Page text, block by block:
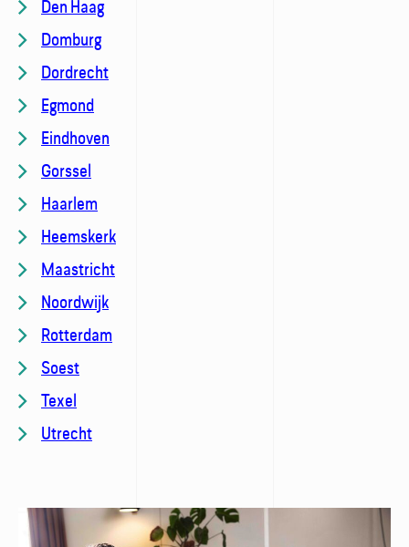
Den Haag
Domburg
Dordrecht
Egmond
Eindhoven
Gorssel
Haarlem
Heemskerk
Maastricht
Noordwijk
Rotterdam
Soest
Texel
Utrecht